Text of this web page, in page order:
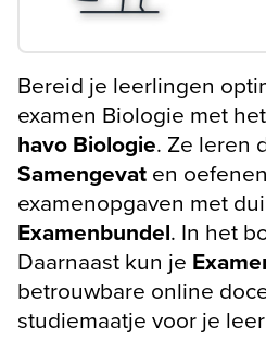
Bereid je leerlingen
examen Biologie met het
havo Biologie. Ze leren
Samengevaten
examenopgaven met
Examenbundel. In het
Daarnaast kun je
betrouwbare online
studiemaatje voor je